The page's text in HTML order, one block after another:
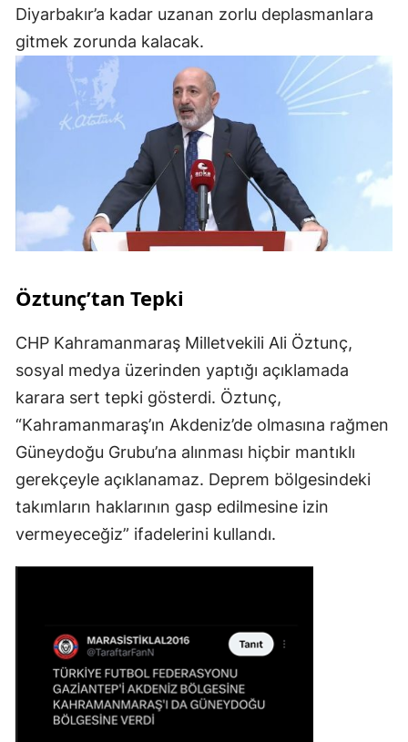
Diyarbakır’a kadar uzanan zorlu deplasmanlara
gitmek zorunda kalacak.
Öztunç’tan Tepki
CHP Kahramanmaraş Milletvekili Ali Öztunç,
sosyal medya üzerinden yaptığı açıklamada
karara sert tepki gösterdi. Öztunç,
“Kahramanmaraş’ın Akdeniz’de olmasına rağmen
Güneydoğu Grubu’na alınması hiçbir mantıklı
gerekçeyle açıklanamaz. Deprem bölgesindeki
takımların haklarının gasp edilmesine izin
vermeyeceğiz” ifadelerini kullandı.